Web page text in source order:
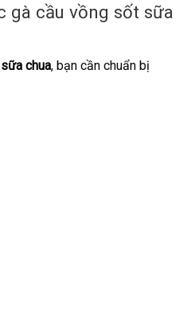
gà cầu vồng sốt sữa
chua, bạn cần chuẩn bị